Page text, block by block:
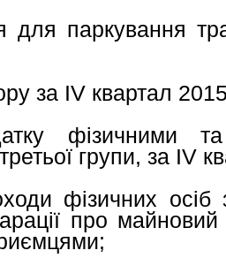
для паркування
за ІV квартал
фізичними
групи, за ІV
фізичних осіб
про